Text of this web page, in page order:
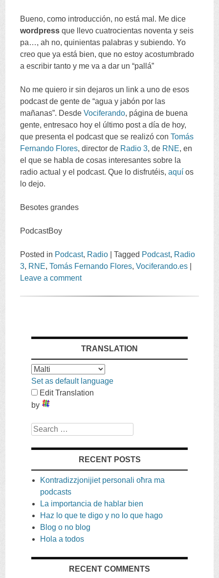
Bueno,como introducción, no está mal . Me dice
wordpress que llevo cuatrocientas noventa y seis
pa…,ah no,quinientas palabras y subiendo.Yo
creo que ya está bien,que no estoy acostumbrado
a escribir tanto y me va a dar un “pallá”
No me quiero ir sin dejaros un link a uno de esos
podcast de gente de “agua y jabón por las
mañanas”. Desde Vociferando, página de buena
gente,entresaco hoy el último post a día de hoy,
que presenta el podcast que se realizó con Tomás
Fernando Flores,director de Radio 3,de RNE,en
el que se habla de cosas interesantes sobre la
radio actual y el podcast.Que lo disfrutéis,aquí os
lo dejo.
Besotes grandes
PodcastBoy
Posted in Podcast, Radio |Tagged Podcast, Radio
3, RNE,Tomás Fernando Flores,Vociferando.es
Leave a comment
TRANSLATION
Set as default language
Edit Translation
by
Search
RECENT POSTS
Kontradizzjonijiet personali oħra ma
podcasts
La importancia de hablar bien
Haz lo que te digo y no lo que hago
Blog o no blog
Hola a todos
RECENT COMMENTS